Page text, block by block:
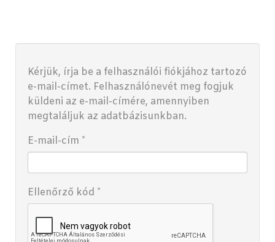
Kérjük, írja be a felhasználói fiókjához tartozó
e-mail-címet. Felhasználónevét meg fogjuk
küldeni az e-mail-címére, amennyiben
megtaláljuk az adatbázisunkban.
E-mail-cím *
Ellenőrző kód *